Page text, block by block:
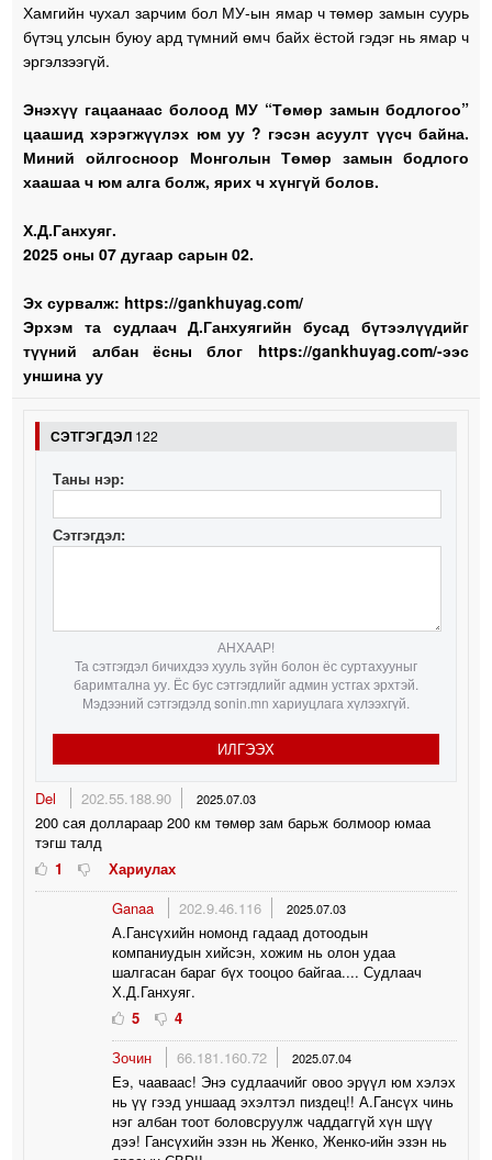
Хамгийн чухал зарчим бол МУ-ын ямар ч төмөр замын суурь
бүтэц улсын буюу ард түмний өмч байх ёстой гэдэг нь ямар ч
эргэлзээгүй.
Энэхүү гацаанаас болоод МУ “Төмөр замын бодлогоо”
цаашид хэрэгжүүлэх юм уу ? гэсэн асуулт үүсч байна.
Миний ойлгосноор Монголын Төмөр замын бодлого
хаашаа ч юм алга болж, ярих ч хүнгүй болов.
Х.Д.Ганхуяг.
2025 оны 07 дугаар сарын 02.
Эх сурвалж: https://gankhuyag.com/
Эрхэм та судлаач Д.Ганхуягийн бусад бүтээлүүдийг
түүний албан ёсны блог https://gankhuyag.com/-ээс
уншина уу
СЭТГЭГДЭЛ 122
Таны нэр:
Сэтгэгдэл:
АНХААР!
Та сэтгэгдэл бичихдээ хууль зүйн болон ёс суртахууныг
баримтална уу. Ёс бус сэтгэгдлийг админ устгах эрхтэй.
Мэдээний сэтгэгдэлд sonin.mn хариуцлага хүлээхгүй.
ИЛГЭЭХ
Del 202.55.188.90 2025.07.03
200 сая доллараар 200 км төмөр зам барьж болмоор юмаа
тэгш талд
1
Хариулах
Ganaa
202.9.46.116 2025.07.03
А.Гансүхийн номонд гадаад дотоодын
компаниудын хийсэн, хожим нь олон удаа
шалгасан бараг бүх тооцоо байгаа.... Судлаач
Х.Д.Ганхуяг.
5
4
Зочин
66.181.160.72 2025.07.04
Еэ, чааваас! Энэ судлаачийг овоо эрүүл юм хэлэх
нь үү гээд уншаад эхэлтэл пиздец!! А.Гансүх чинь
нэг албан тоот боловсруулж чаддаггүй хүн шүү
дээ! Гансүхийн эзэн нь Женко, Женко-ийн эзэн нь